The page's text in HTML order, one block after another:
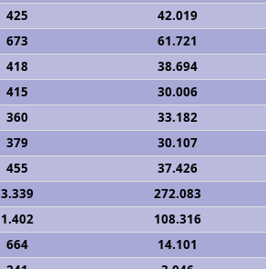
425 42.019
673 61.721
418 38.694
415 30.006
360 33.182
379 30.107
455 37.426
3.339 272.083
1.402 108.316
664 14.101